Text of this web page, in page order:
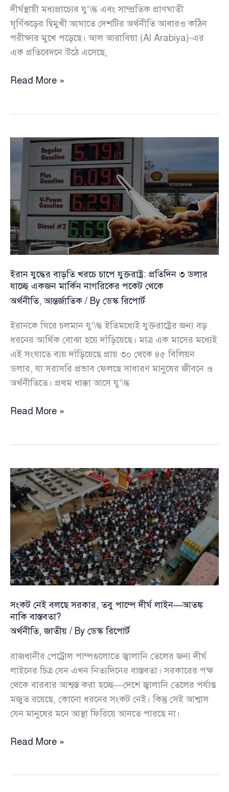
দীর্ঘস্থায়ী মধ্যপ্রাচ্যের যু’\দ্ধ এবং সাম্প্রতিক প্রাণঘাতী
ঘূর্ণিঝড়ের দ্বিমুখী আঘাতে দেশটির অর্থনীতি আবারও কঠিন
পরীক্ষার মুখে পড়েছে। আল আরাবিয়া (Al Arabiya)-এর
এক প্রতিবেদনে উঠে এসেছে,
নতুন
ধস
হিমশিম
খাচ্ছে
শ্রীলঙ্কা
Read More »
ইরান যুদ্ধের বাড়তি খরচে চাপে যুক্তরাষ্ট্র: প্রতিদিন ৩ ডলার
যাচ্ছে একজন মার্কিন নাগরিকের পকেট থেকে
অর্থনীতি,আন্তর্জাতিক / By ডেস্ক রিপোর্ট
ইরানকে ঘিরে চলমান যু’\দ্ধ ইতিমধ্যেই যুক্তরাষ্ট্রের জন্য বড়
ধরনের আর্থিক বোঝা হয়ে দাঁড়িয়েছে। মাত্র এক মাসের মধ্যেই
এই সংঘাতে ব্যয় দাঁড়িয়েছে প্রায় ৩০ থেকে ৪৫ বিলিয়ন
ডলার, যা সরাসরি প্রভাব ফেলছে সাধারণ মানুষের জীবনে ও
অর্থনীতিতে। প্রথম ধাক্কা আসে যু’\দ্ধ
ইরান
চাপে
যুক্তরাষ্ট্র:
প্রতিদিন
৩
ডলার
যাচ্ছে
একজন
মার্কিন
নাগরিকের
পকেট
থেকে
Read More »
সংকট নেই বলছে সরকার, তবু পাম্পে দীর্ঘ লাইন—আতঙ্ক
নাকি বাস্তবতা?
অর্থনীতি,জাতীয় / By ডেস্ক রিপোর্ট
রাজধানীর পেট্রোল পাম্পগুলোতে জ্বালানি তেলের জন্য দীর্ঘ
লাইনের চিত্র যেন এখন নিত্যদিনের বাস্তবতা। সরকারের পক্ষ
থেকে বারবার আশ্বস্ত করা হচ্ছে—দেশে জ্বালানি তেলের পর্যাপ্ত
মজুত রয়েছে, কোনো ধরনের সংকট নেই। কিন্তু সেই আশ্বাস
যেন মানুষের মনে আস্থা ফিরিয়ে আনতে পারছে না।
সংকট
Read More »